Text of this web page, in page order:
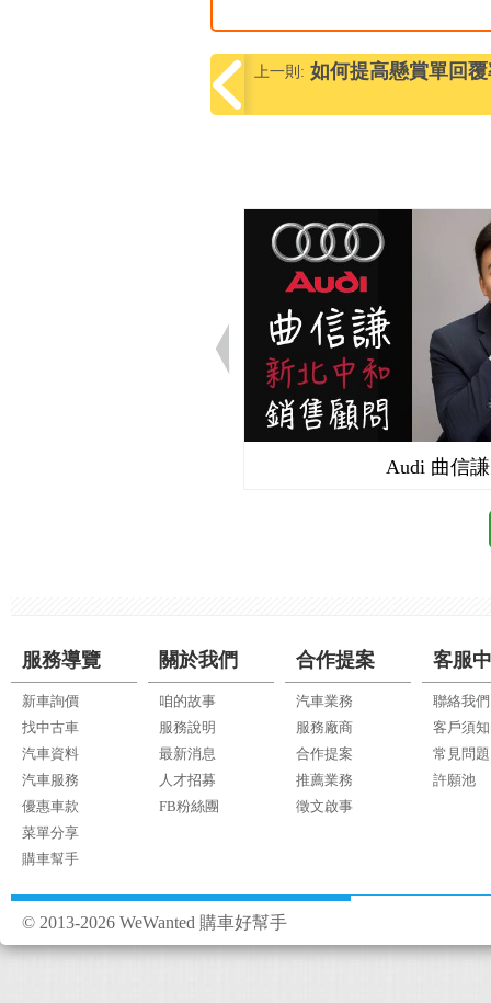
上一則: 如何提高懸賞單回
Audi 曲信謙
服務導覽
新車詢價
找中古車
汽車資料
汽車服務
優惠車款
菜單分享
購車幫手
關於我們
咱的故事
服務說明
最新消息
人才招募
FB粉絲團
合作提案
汽車業務
服務廠商
合作提案
推薦業務
徵文啟事
客服
聯絡我們
客戶須知
常見問題
許願池
© 2013-2026 WeWanted 購車好幫手